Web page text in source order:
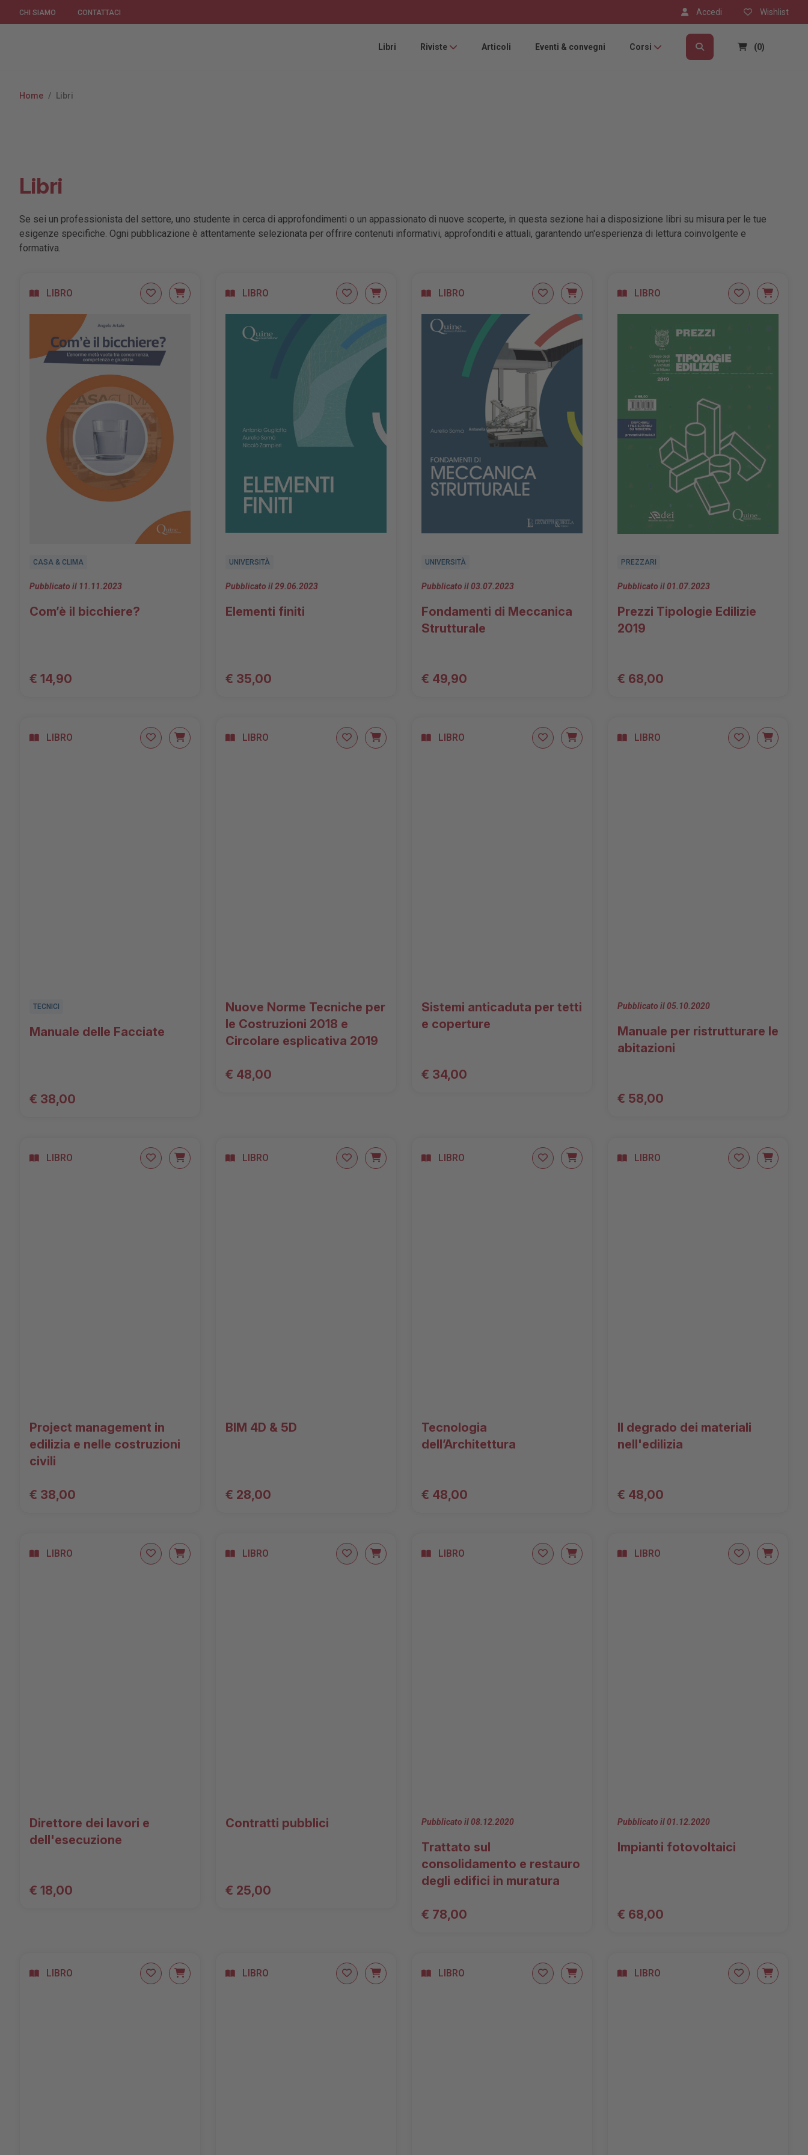
CHI SIAMO CONTATTACI Accedi Wishlist
Libri Riviste Articoli Eventi & convegni Corsi (0)
Home / Libri
Libri
Se sei un professionista del settore, uno studente in cerca di approfondimenti o un appassionato di nuove scoperte, in questa sezione hai a disposizione libri su misura per le tue
esigenze specifiche. Ogni pubblicazione è attentamente selezionata per offrire contenuti informativi, approfonditi e attuali, garantendo un'esperienza di lettura coinvolgente e
formativa.
LIBRO
CASA & CLIMA
Pubblicato il 11.11.2023
Com’è il bicchiere?
€ 14,90
LIBRO
UNIVERSITÀ
Pubblicato il 29.06.2023
Elementi finiti
€ 35,00
LIBRO
UNIVERSITÀ
Pubblicato il 03.07.2023
Fondamenti di Meccanica
Strutturale
€ 49,90
LIBRO
PREZZARI
Pubblicato il 01.07.2023
Prezzi Tipologie Edilizie
2019
€ 68,00
LIBRO
TECNICI
Manuale delle Facciate
€ 38,00
LIBRO
Nuove Norme Tecniche per
le Costruzioni 2018 e
Circolare esplicativa 2019
€ 48,00
LIBRO
Sistemi anticaduta per tetti
e coperture
€ 34,00
LIBRO
Pubblicato il 05.10.2020
Manuale per ristrutturare le
abitazioni
€ 58,00
LIBRO
Project management in
edilizia e nelle costruzioni
civili
€ 38,00
LIBRO
BIM 4D & 5D
€ 28,00
LIBRO
Tecnologia
dell’Architettura
€ 48,00
LIBRO
Il degrado dei materiali
nell'edilizia
€ 48,00
LIBRO
Direttore dei lavori e
dell'esecuzione
€ 18,00
LIBRO
Contratti pubblici
€ 25,00
LIBRO
Pubblicato il 08.12.2020
Trattato sul
consolidamento e restauro
degli edifici in muratura
€ 78,00
LIBRO
Pubblicato il 01.12.2020
Impianti fotovoltaici
€ 68,00
LIBRO LIBRO LIBRO LIBRO